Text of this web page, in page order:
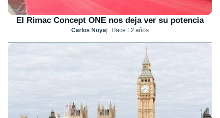
El Rimac Concept ONE nos deja ver su potencia
Carlos Noya Hace 12 años